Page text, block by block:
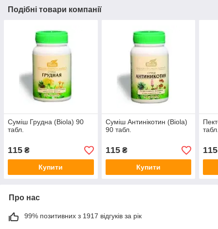
Подібні товари компанії
Суміш Грудна (Biola) 90
табл.
115 ₴
Купити
Суміш Антинікотин (Biola)
90 табл.
115₴
Купити
115
Про нас
99% позитивних з 1917 відгуків за рік